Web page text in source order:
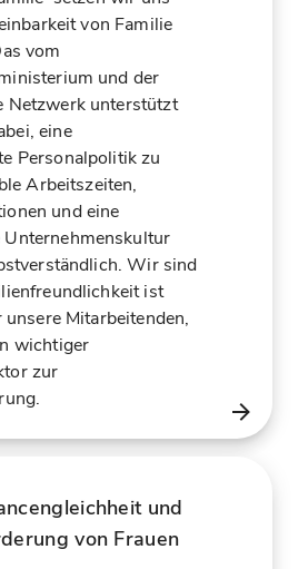
von Familie
vom
und der
Netzwerk unterstützt
eine
Personalpolitik zu
Arbeitszeiten,
und eine
Wir sind
ist
Mitarbeitenden,
wichtiger
zur
und
von Frauen